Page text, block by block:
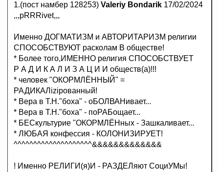
1.(пост намбер 128253) Valeriy Bondarik 17/02/2024
,,,pRRRivet,,,
Именно ДОГМАТИЗМ и АВТОРИТАРИЗМ религии
СПОСОБСТВУЮТ расколам В обществе!
* Более того,ИМЕННО религия СПОСОБСТВУЕТ
Р А Д И К А Л И З А Ц И И обществ(а)!!!
* человек "ОКОРМЛЁННЫЙ" =
РАДИКАЛiziрованный!
* Вера в Т.Н."боха" - оБОЛВАНивает...
* Вера в Т.Н."боха" - поРАБощает...
* БЕСкультурие "ОКОРМЛЁНных - Зашкаливает...
* ЛЮБАЯ конфессия - КОЛОНИЗИРУЕТ!
^^^^^^^^^^^^^^^^^^^^&&&&&&&&&&&&&
! Именно РЕЛИГИ(я)И - РАЗДЕЛяют СоциУМы!